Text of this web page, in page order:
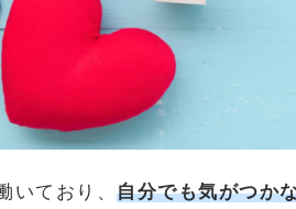
いており、 自分でも気がつか